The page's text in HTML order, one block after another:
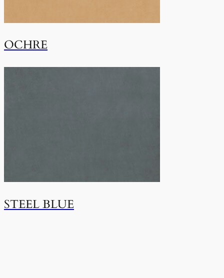
OCHRE
STEEL BLUE